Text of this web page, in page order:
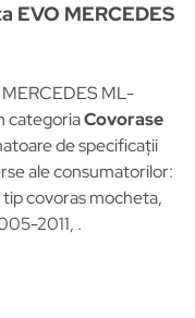
EVO MERCEDES
ML-
categoriaCovorase
de specificații
ale consumatorilor:
tip covoras mocheta,
2011, .